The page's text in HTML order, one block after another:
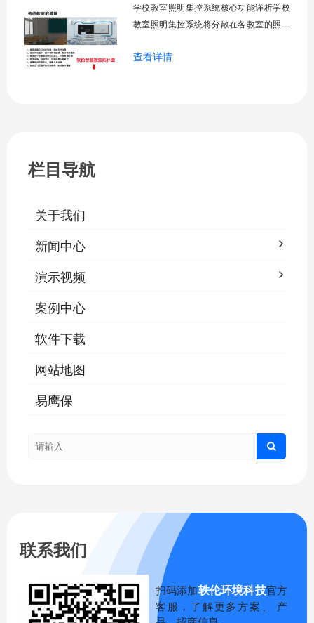
学校教室照明集控系统核心功能详析学校
教室照明集控系统将分散在各教室的照明
关、按需调光、定时策略、能耗监测、故
查看详情
栏目导航
关于我们
新闻中心
演示视频
案例中心
软件下载
网站地图
易鹰保
联系我们
扫码添加轶伦环境科技官方
客服，了解更多方案、 产